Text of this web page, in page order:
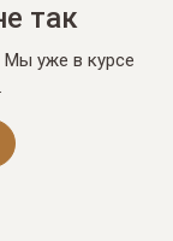
так
Мы уже в курсе